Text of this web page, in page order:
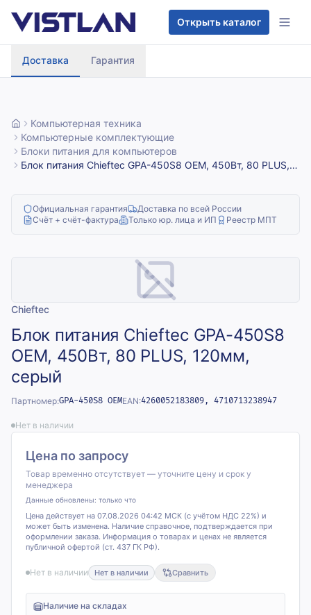
Открыть каталог
Доставка Гарантия
Компьютерная техника
Компьютерные комплектующие
Блоки питания для компьютеров
Блок питания Chieftec GPA-450S8 OEM, 450Вт, 80 PLUS,
Официальная гарантия
Доставка по всей России
Счёт + счёт-фактура
Только юр. лица и ИП Реестр МПТ
Chieftec
Блок питания Chieftec GPA-450S8
OEM, 450Вт, 80 PLUS, 120мм,
серый
Партномер:GPA-450S8 OEMEAN:4260052183809, 4710713238947
Нет в наличии
Цена по запросу
Товар временно отсутствует — уточните цену и срок у
менеджера
Данные обновлены: только что
Цена действует на 07.08.2026 04:42 МСК (с учётом НДС 22%) и
может быть изменена. Наличие справочное, подтверждается при
оформлении заказа. Информация о товарах и ценах не является
публичной офертой (ст. 437 ГК РФ).
Нет в наличии Нет в наличии Сравнить
Наличие на складах